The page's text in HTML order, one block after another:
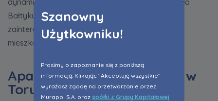
Szanowny
Użytkowniku!
Prosimy o zapoznanie się z poniższą
informacją. Klikając "Akceptuję wszystkie"
wyrażasz zgodę na przetwarzanie przez
Murapol S.A. oraz spółki z Grupy Kapitałowej
Bałtyku, rozwiniętą infrastrukturą oraz dużym
zainteresowaniem ze strony odwiedzających i
mieszkańców.
Apartamenty inwestycyjne w
Toruniu